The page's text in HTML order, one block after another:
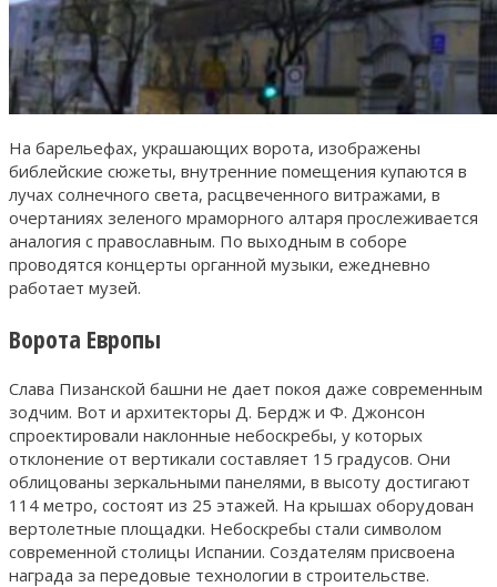
На барельефах, украшающих ворота, изображены
библейские сюжеты, внутренние помещения купаются в
лучах солнечного света, расцвеченного витражами, в
очертаниях зеленого мраморного алтаря прослеживается
аналогия с православным. По выходным в соборе
проводятся концерты органной музыки, ежедневно
работает музей.
Ворота Европы
Слава Пизанской башни не дает покоя даже современным
зодчим. Вот и архитекторы Д. Бердж и Ф. Джонсон
спроектировали наклонные небоскребы, у которых
отклонение от вертикали составляет 15 градусов. Они
облицованы зеркальными панелями, в высоту достигают
114 метро, состоят из 25 этажей. На крышах оборудован
вертолетные площадки. Небоскребы стали символом
современной столицы Испании. Создателям присвоена
награда за передовые технологии в строительстве.